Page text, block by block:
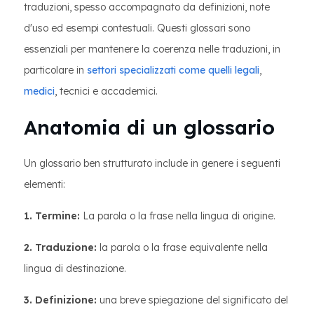
traduzioni, spesso accompagnato da definizioni, note
d'uso ed esempi contestuali. Questi glossari sono
essenziali per mantenere la coerenza nelle traduzioni, in
particolare in settori specializzati come quelli legali,
medici, tecnici e accademici.
Anatomia di un glossario
Un glossario ben strutturato include in genere i seguenti
elementi:
1. Termine: La parola o la frase nella lingua di origine.
2. Traduzione: la parola o la frase equivalente nella
lingua di destinazione.
3. Definizione: una breve spiegazione del significato del